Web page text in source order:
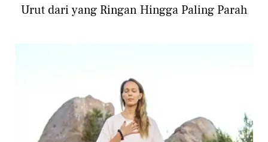
Urut dari yang Ringan Hingga Paling Parah